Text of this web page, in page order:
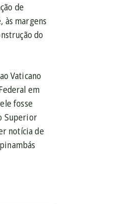
de
às margens
do
Vaticano
em
fosse
Superior
notícia de